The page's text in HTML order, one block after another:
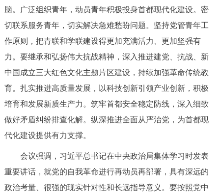
绿色北京 图说北京 视频北京
多语种
DEUTSCH FRANÇAIS РУССКИЙ ЯЗЫК
ESPAÑOL العربية PORTUGUÊS
ITALIANO
脑。广泛组织青年，动员青年积极投身首都现代化建设。密
切联系服务青年，切实解决急难愁盼问题。坚持党管青年工
作原则，把青联和学联建设得更加充满活力、更加坚强有
力。要继承和弘扬伟大抗战精神，深入推进建党、抗战、新
中国成立三大红色文化主题片区建设，持续加强革命传统教
育。扎实推进高质量发展，以科技创新引领产业创新，积极
培育和发展新质生产力。筑牢首都安全稳定防线，深入细致
做好矛盾纠纷排查化解。纵深推进全面从严治党，为首都现
代化建设提供有力支撑。
会议强调，习近平总书记在中央政治局集体学习时发表
重要讲话，就党的自我革命进行再动员再部署，具有深远的
政治考量、很强的现实针对性和长远指导意义。要按照党中